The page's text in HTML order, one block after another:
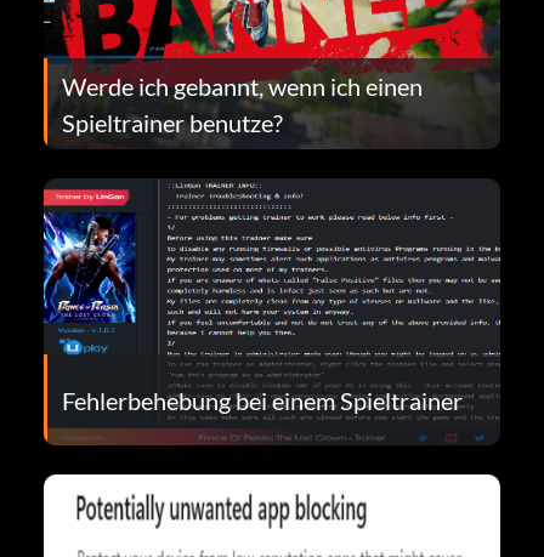
Werde ich gebannt, wenn ich einen
Spieltrainer benutze?
Fehlerbehebung bei einem Spieltrainer